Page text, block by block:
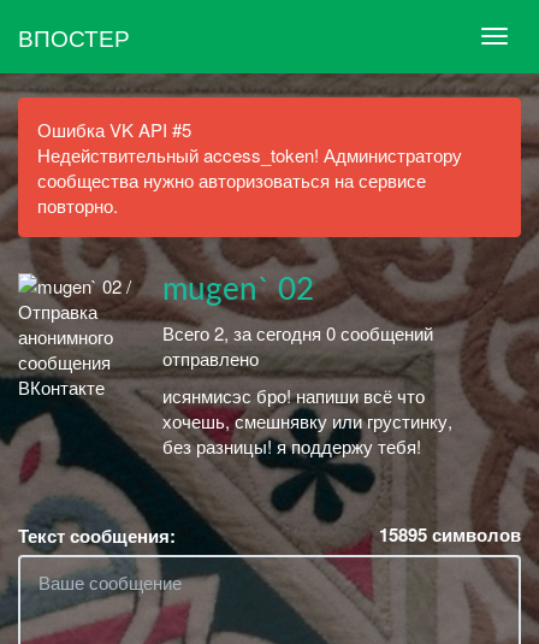
ВПОСТЕР
Ошибка VK API #5
Недействительный access_token! Администратору
сообщества нужно авторизоваться на сервисе
повторно.
mugen` 02
Всего 2, за сегодня 0 сообщений
отправлено
исянмисэс бро! напиши всё что
хочешь, смешнявку или грустинку,
без разницы! я поддержу тебя!
Текст сообщения: 15895символов